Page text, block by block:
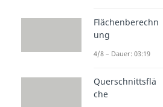
A =a2·
Flächenberechn
ung
4/8 – Dauer: 03:19
Querschnittsflä
che